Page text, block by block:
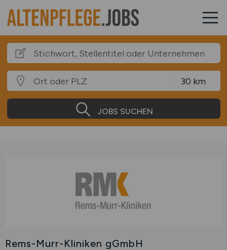
JOBS SUCHEN
Rems-Murr-Kliniken gGmbH